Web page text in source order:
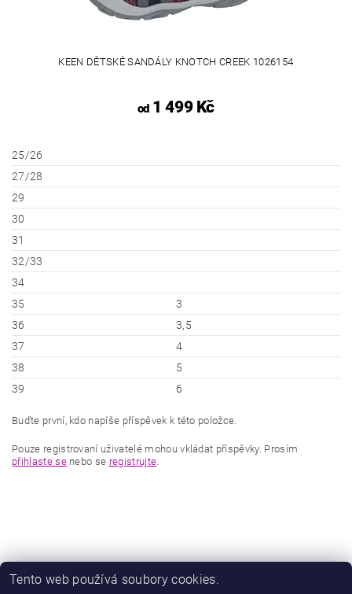
KEEN DĚTSKÉ SANDÁLY KNOTCH CREEK 1026154
od1 499 Kč
25/26
27/28
29
30
31
32/33
34
35
3
36
3,5
37
4
38
5
39
6
Buďte první, kdo napíše příspěvek k této položce.
Pouze registrovaní uživatelé mohou vkládat příspěvky. Prosím
přihlaste senebo se registrujte.
Heureka.cz
Tento web používá soubory cookies.